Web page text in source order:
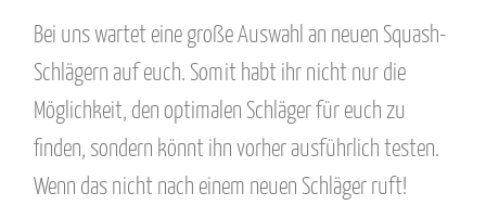
Bei uns wartet eine große Auswahl an neuen Squash-
Schlägern auf euch. Somit habt ihr nicht nur die
Möglichkeit, den optimalen Schläger für euch zu
finden, sondern könnt ihn vorher ausführlich testen.
Wenn das nicht nach einem neuen Schläger ruft!